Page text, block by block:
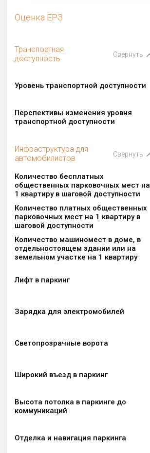
Оценка ЕРЗ
Транспортная
доступность
Свернуть
Уровень транспортной доступности
Перспективы изменения уровня
транспортной доступности
Инфраструктура для
автомобилистов
Свернуть
Количество бесплатных
общественных парковочных мест на
1 квартиру в шаговой доступности
Количество платных общественных
парковочных мест на 1 квартиру в
шаговой доступности
Количество машиномест в доме, в
отдельностоящем здании или на
земельном участке на 1 квартиру
Лифт в паркинг
Зарядка для электромобилей
Светопрозрачные ворота
Широкий въезд в паркинг
Высота потолка в паркинге до
коммуникаций
Отделка и навигация паркинга